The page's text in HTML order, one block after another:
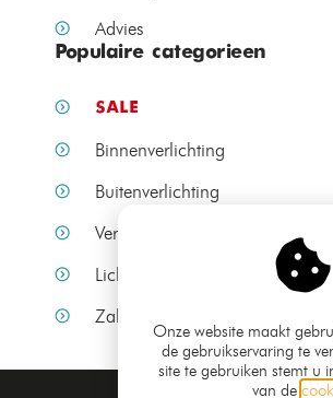
Advies
Populaire categorieen
SALE
Binnenverlichting
Buitenverlichting
Verlichting per ruimte
Lichtbronnen
Zakelijke verlichting
Onze website maakt
de gebruikservaring te
site te gebruiken stemt u
van de